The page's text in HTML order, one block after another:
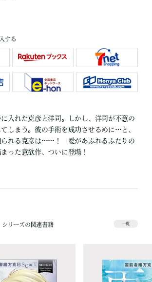
する
入れた克彦と洋司。しかし、洋司が不意の
しまう。彼の手術を成功させるめに…と、
られる克彦は……！ 愛があふれるふたりの
った意欲作、ついに登場！
シリーズの関連書籍 一覧